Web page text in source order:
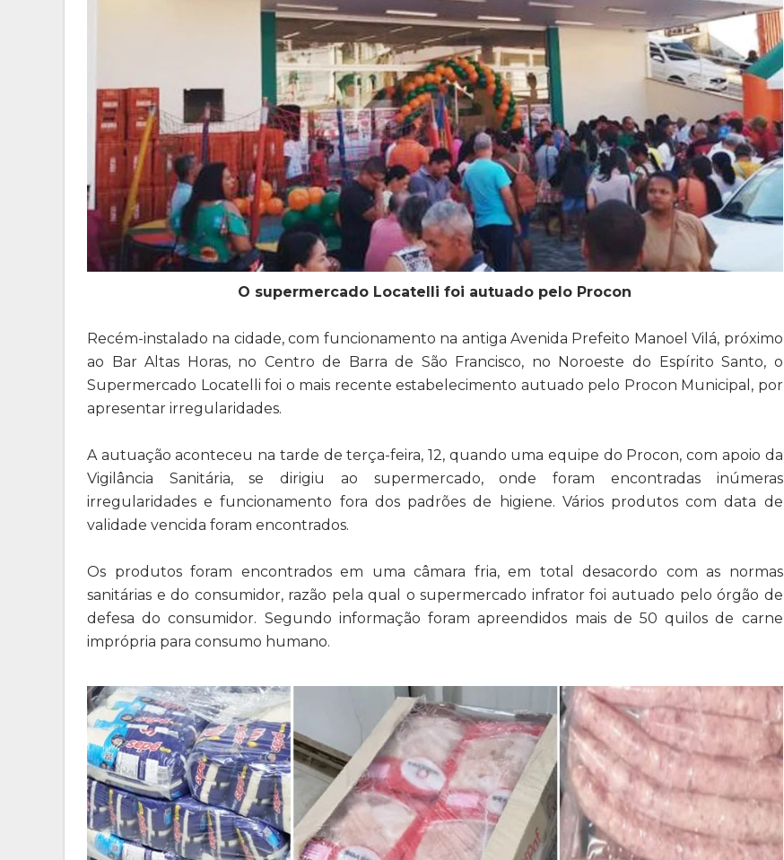
O supermercado Locatelli foi autuado pelo Procon
Recém-instalado na cidade, com funcionamento na antiga Avenida Prefeito Manoel Vilá, próximo
ao Bar Altas Horas, no Centro de Barra de São Francisco, no Noroeste do Espírito Santo, o
Supermercado Locatelli foi o mais recente estabelecimento autuado pelo Procon Municipal, por
apresentar irregularidades.
A autuação aconteceu na tarde de terça-feira, 12, quando uma equipe do Procon, com apoio da
Vigilância Sanitária, se dirigiu ao supermercado, onde foram encontradas inúmeras
irregularidades e funcionamento fora dos padrões de higiene. Vários produtos com data de
validade vencida foram encontrados.
Os produtos foram encontrados em uma câmara fria, em total desacordo com as normas
sanitárias e do consumidor, razão pela qual o supermercado infrator foi autuado pelo órgão de
defesa do consumidor. Segundo informação foram apreendidos mais de 50 quilos de carne
imprópria para consumo humano.